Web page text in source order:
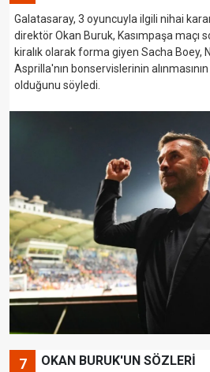
Galatasaray, 3 oyuncuyla ilgili nihai
direktör Okan Buruk, Kasımpaşa maçı
kiralık olarak forma giyen Sacha Boey,
Asprilla'nın bonservislerinin
olduğunu söyledi.
7 OKAN BURUK'UN SÖZLERİ